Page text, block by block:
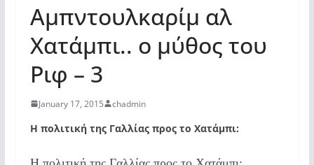
Αμπντουλκαρίμ αλ
Χατάμπι.. ο μύθος του
Ριφ – 3
January 17, 2015 chadmin
Η πολιτική της Γαλλίας προς το Χατάμπι: